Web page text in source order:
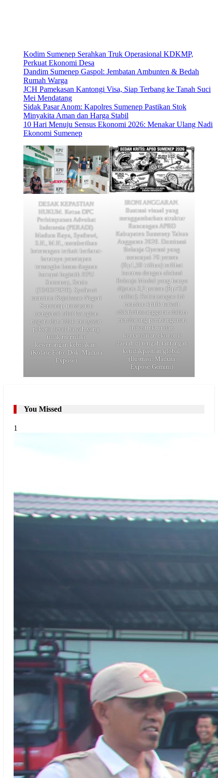
Kodim Sumenep Serahkan Truk Operasional KDKMP,
Perkuat Ekonomi Desa
Dandim Sumenep Gaspol: Jembatan Ambunten & Bedah
Rumah Warga
JCH Pamekasan Kantongi Visa, Siap Terbang ke Tanah Suci
Mei Mendatang
Sidak Pasar Anom: Kapolres Sumenep Pastikan Stok
Minyakita Aman dan Harga Stabil
10 Hari Menuju Sensus Ekonomi 2026: Menakar Ulang Nadi
Ekonomi Sumenep
DESAK KEPASTIAN
HUKUM. Ketua DPC
Perhimpunan Advokat
Indonesia (PERADI)
Madura Raya, Syafrawi,
S.H., M.H., memberikan
keterangan terkait berlarut-
larutnya penetapan
tersangka kasus dugaan
korupsi logistik KPU
Sumenep, Senin
(23/03/2026). Syafrawi
meminta Kejaksaan Negeri
Sumenep transparan
mengenai nilai kerugian
negara dan tidak menyasar
pekerja level bawah yang
tidak memiliki
kewenangan kebijakan.
(Kolase Foto: Dok. Madura
Expose)
IRONI ANGGARAN.
Ilustrasi visual yang
menggambarkan struktur
Rancangan APBD
Kabupaten Sumenep Tahun
Anggaran 2026. Dominasi
Belanja Operasi yang
mencapai 70 persen
(Rp1,59 triliun) terlihat
kontras dengan alokasi
Belanja Modal yang hanya
dijatah 3,2 persen (Rp73,8
miliar). Ketimpangan ini
memicu kritik terkait
efektivitas anggaran dalam
mendorong pembangunan
infrastruktur dan
kemandirian ekonomi
daerah di tengah tantangan
ketidakpastian global.
(Ilustrasi: Madura
Expose/Gemini)
You Missed
1